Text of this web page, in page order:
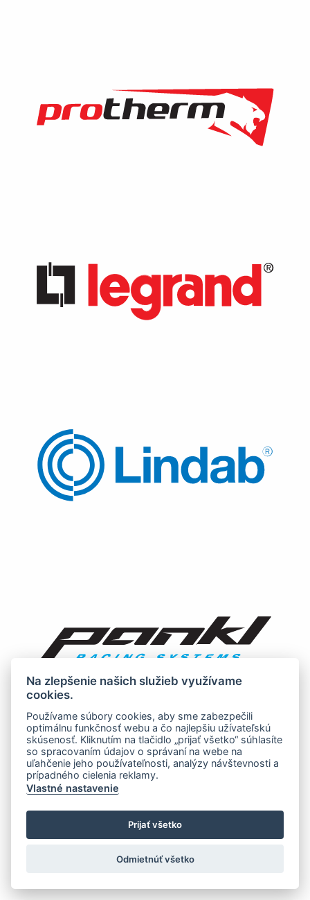
Na zlepšenie našich služieb využívame
cookies.
Používame súbory cookies, aby sme zabezpečili
optimálnu funkčnosť webu a čo najlepšiu užívateľskú
skúsenosť. Kliknutím na tlačidlo „prijať všetko“ súhlasíte
so spracovaním údajov o správaní na webe na
uľahčenie jeho používateľnosti, analýzy návštevnosti a
prípadného cielenia reklamy.
Vlastné nastavenie
Prijať všetko
Odmietnúť všetko